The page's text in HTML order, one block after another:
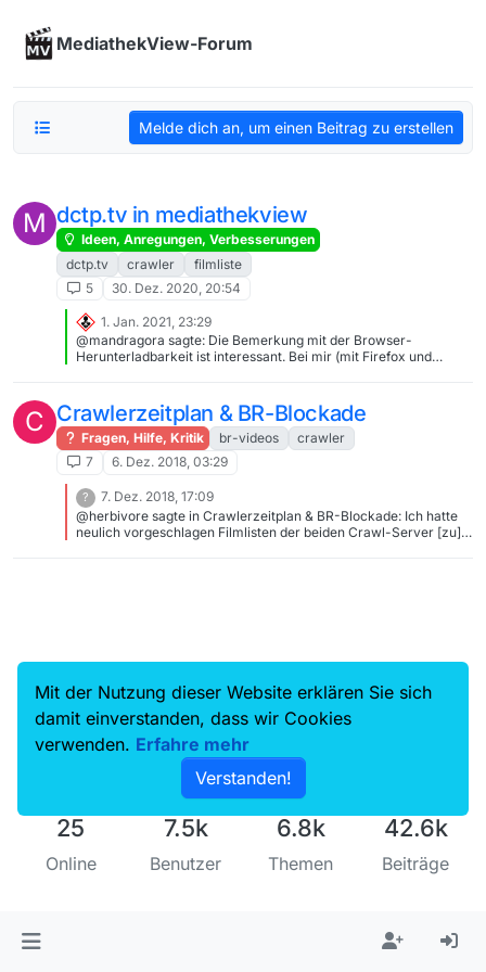
MediathekView-Forum
Melde dich an, um einen Beitrag zu erstellen
M dctp.tv in mediathekview
Ideen, Anregungen, Verbesserungen
dctp.tv
crawler
filmliste
5
30. Dez. 2020, 20:54
1. Jan. 2021, 23:29
@mandragora sagte: Die Bemerkung mit der Browser-
Herunterladbarkeit ist interessant. Bei mir (mit Firefox und
ja, in anderen Browsern hast du keinen solche Eintrag), über
welchen allerdings nur (oder immerhin) ein Playlist-File
runtergeladen werden kann. Damit komme ich allerdings sehr
schnell auf diese Playlist-URL… https://cdn-
segments.dctp.tv/d16e44684b824b72b3a9d993e54dbccc_dctp_
0500_4x3.m4v/playlist.m3u8 … mit der man dann das Video
(auch) mit FFmpeg, also ohne “obskure” Addons runterladen
kann.
C Crawlerzeitplan & BR-Blockade
Fragen, Hilfe, Kritik br-videos
crawler
7
6. Dez. 2018, 03:29
?
7. Dez. 2018, 17:09
@herbivore sagte in Crawlerzeitplan & BR-Blockade: Ich hatte
neulich vorgeschlagen Filmlisten der beiden Crawl-Server [zu]
Vielleicht ist das ja wieder mal möglich
25
Online
7.5k
Benutzer
6.8k
Themen
42.6k
Beiträge
Mit der Nutzung dieser Website erklären Sie sich
damit einverstanden, dass wir Cookies
verwenden. Erfahre mehr
Verstanden!